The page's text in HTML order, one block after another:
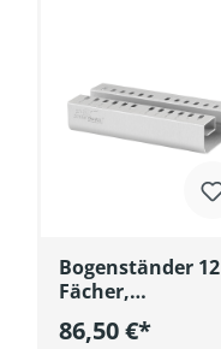
Bogenständer 12
Fächer,
Aluminium
86,50 €*